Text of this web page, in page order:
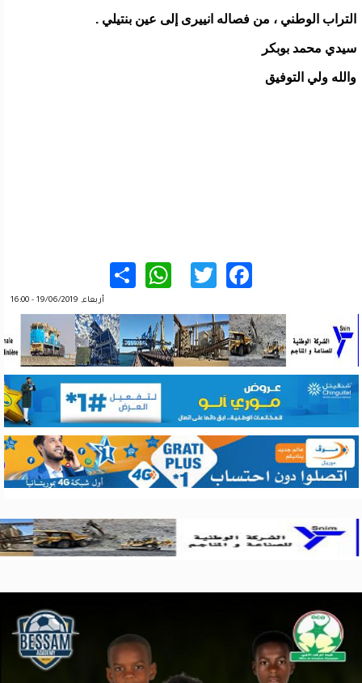
التراب الوطني ، من فصاله انييرى إلى عين بنتيلي .
سيدي محمد بوبكر
والله ولي التوفيق
Facebook
Twitter
WhatsApp
أربعاء, 19/06/2019 - 16:00